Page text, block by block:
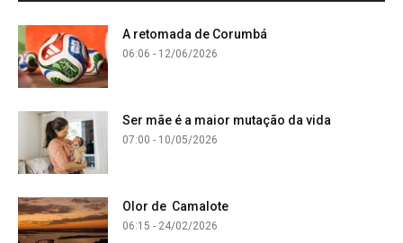
A retomada de Corumbá
06:06 - 12/06/2026
Ser mãe é a maior mutação da vida
07:00 - 10/05/2026
Olor de Camalote
06:15 - 24/02/2026